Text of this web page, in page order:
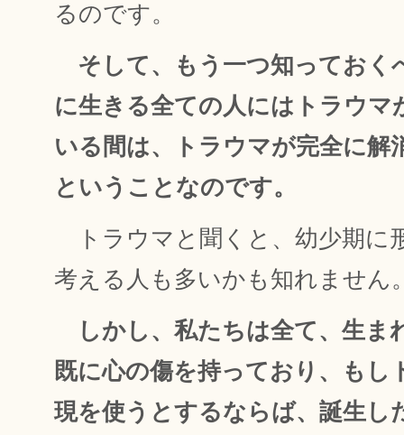
るのです。
そして、もう一つ知っておく
に生きる全ての人にはトラウマ
いる間は、トラウマが完全に解
ということなのです。
トラウマと聞くと、幼少期に
考える人も多いかも知れません
しかし、私たちは全て、生ま
既に心の傷を持っており、もし
現を使うとするならば、誕生し